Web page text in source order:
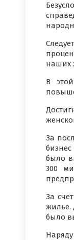
наших
В
За
было
300
За
жилье.
было